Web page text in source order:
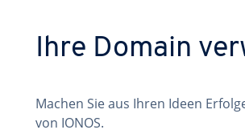
Ihre Domain
Machen Sie aus Ihren Ideen
von IONOS.